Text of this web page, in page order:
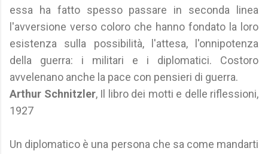
essa ha fatto spesso passare in seconda linea
l'avversione verso coloro che hanno fondato la loro
esistenza sulla possibilità, l'attesa, l'onnipotenza
della guerra: i militari e i diplomatici. Costoro
avvelenano anche la pace con pensieri di guerra.
Arthur Schnitzler, Il libro dei motti e delle riflessioni,
1927
Un diplomatico è una persona che sa come mandarti